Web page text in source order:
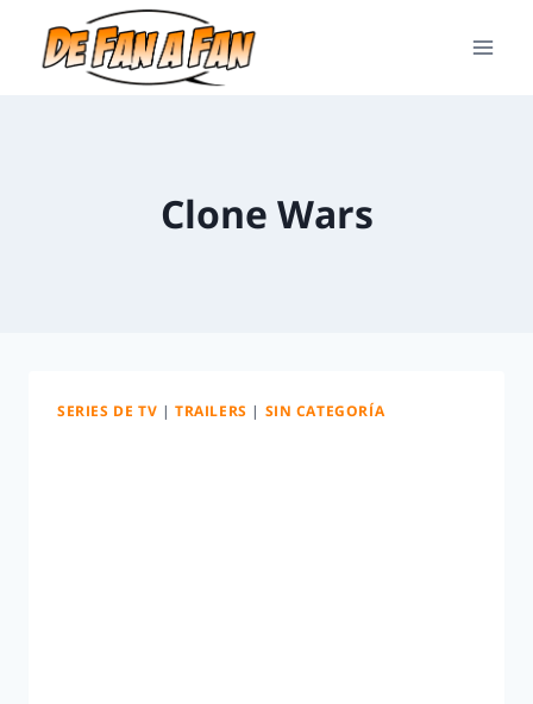
Clone Wars
SERIES DE TV | TRAILERS | SIN CATEGORÍA